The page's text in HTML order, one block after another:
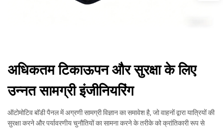
अधिकतम टिकाऊपन और सुरक्षा के लिए
उन्नत सामग्री इंजीनियरिंग
ऑटोमोटिव बॉडी पैनल में अग्रणी सामग्री विज्ञान का समावेश है, जो वाहनों द्वारा यात्रियों की
सुरक्षा करने और पर्यावरणीय चुनौतियों का सामना करने के तरीके को क्रांतिकारी रूप से